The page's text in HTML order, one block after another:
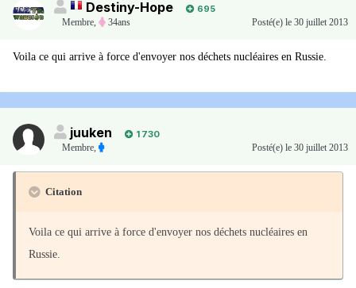
Destiny-Hope
695
Membre, 34ans Posté(e) le 30 juillet 2013
Voila ce qui arrive à force d'envoyer nos déchets nucléaires en Russie.
juuken
1 730
Membre, Posté(e) le 30 juillet 2013
Citation
Voila ce qui arrive à force d'envoyer nos déchets nucléaires en
Russie.